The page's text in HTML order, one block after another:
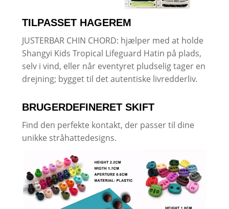
TILPASSET HAGEREM
JUSTERBAR CHIN CHORD: hjælper med at holde
Shangyi Kids Tropical Lifeguard Hatin på plads,
selv i vind, eller når eventyret pludselig tager en
drejning; bygget til det autentiske livredderliv.
BRUGERDEFINERET SKIFT
Find den perfekte kontakt, der passer til dine
unikke stråhattedesigns.